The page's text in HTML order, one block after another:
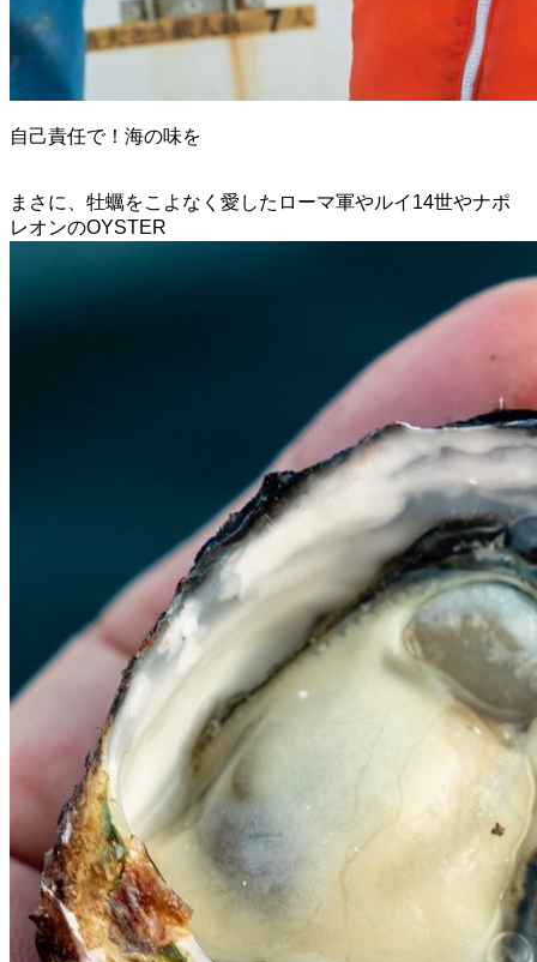
自己責任で！海の味を
まさに、牡蠣をこよなく愛したローマ軍やルイ14世やナポ
レオンのOYSTER